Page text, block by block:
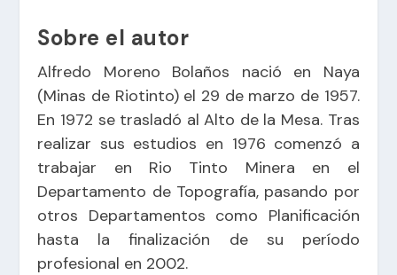
Sobre el autor
Alfredo Moreno Bolaños nació en Naya
(Minas de Riotinto) el 29 de marzo de 1957.
En 1972 se trasladó al Alto de la Mesa. Tras
realizar sus estudios en 1976 comenzó a
trabajar en Rio Tinto Minera en el
Departamento de Topografía, pasando por
otros Departamentos como Planificación
hasta la finalización de su período
profesional en 2002.